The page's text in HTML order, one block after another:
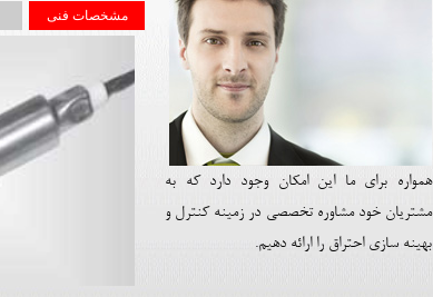
همواره برای ما این امکان وجود دارد که به
مشتریان خود مشاوره تخصصی در زمینه کنترل و
بهینه سازی احتراق را ارائه دهیم.
مشخصات فنی